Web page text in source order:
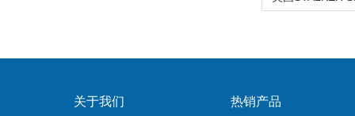
关于我们 热销产品